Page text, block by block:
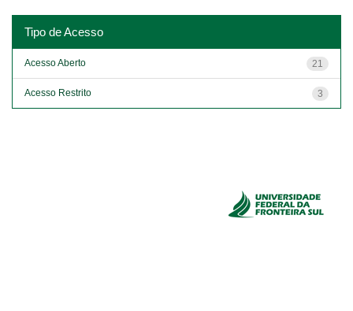
Tipo de Acesso
21
Acesso Aberto
3
Acesso Restrito